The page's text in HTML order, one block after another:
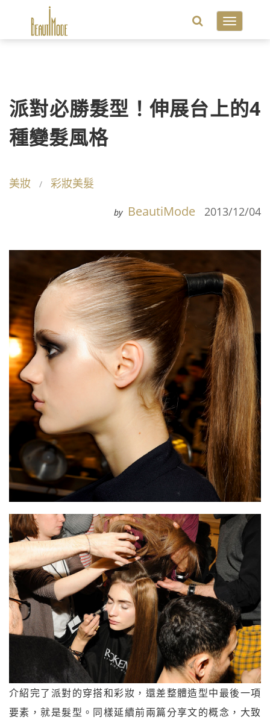
Toggle
派對必勝髮型！伸展台上的4
種變髮風格
美妝 彩妝美髮
by BeautiMode 2013/12/04
介紹完了派對的穿搭和彩妝，還差整體造型中最後一項
要素，就是髮型。同樣延續前兩篇分享文的概念，大致